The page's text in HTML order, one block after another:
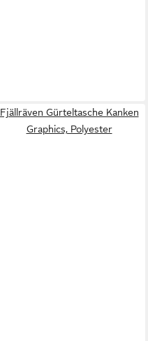
Fjällräven Gürteltasche Kanken
Graphics, Polyester